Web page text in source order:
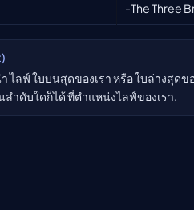
-The Three
ไลฟ์ ใบบนสุดของเรา หรือ ใบล่างสุดข
ำดับใดก็ได้ ที่ตำแหน่งไลฟ์ของเรา.